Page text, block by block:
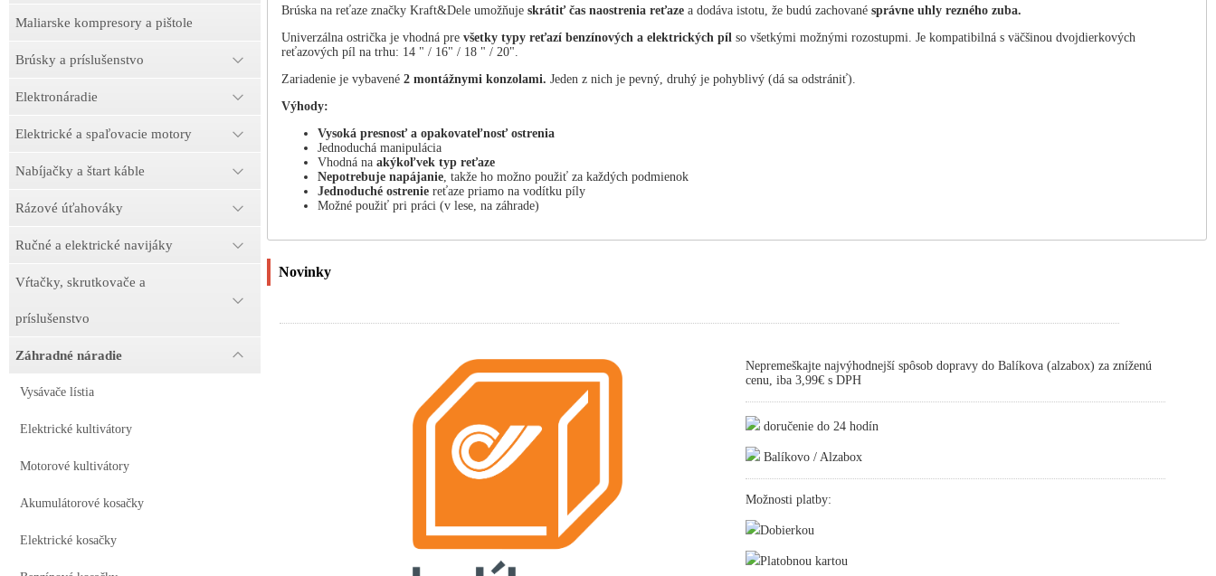
Maliarske kompresory a pištole
Brúsky a príslušenstvo
Elektronáradie
Elektrické a spaľovacie motory
Nabíjačky a štart káble
Rázové úťahováky
Ručné a elektrické navijáky
Vŕtačky, skrutkovače a
príslušenstvo
Záhradné náradie
Vysávače lístia
Elektrické kultivátory
Motorové kultivátory
Akumulátorové kosačky
Elektrické kosačky
Brúska na reťaze značky Kraft&Dele umožňuje skrátiť čas naostrenia reťazea dodáva istotu, že budú zachovanésprávne uhly rezného zuba.
Univerzálna ostrička je vhodná prevšetky typy reťazí benzínových a elektrických píl so všetkými možnými rozostupmi. Je kompatibilná s väčšinou dvojdierkových
reťazových píl na trhu: 14 " / 16" / 18 " / 20".
Zariadenie je vybavené2 montážnymi konzolami. Jeden z nich je pevný, druhý je pohyblivý (dá sa odstrániť).
Výhody:
Vysoká presnosť a opakovateľnosť ostrenia
Jednoduchá manipulácia
Vhodná naakýkoľvek typ reťaze
Nepotrebuje napájanie, takže ho možno použiť za každých podmienok
Jednoduché ostreniereťaze priamo na vodítku píly
Možné použiť pri práci (v lese, na záhrade)
Novinky
Nepremeškajte najvýhodnejší spôsob dopravy do Balíkova (alzabox) za zníženú
cenu, iba 3,99€ s DPH
doručenie do 24 hodín
Balíkovo / Alzabox
Možnosti platby:
Dobierkou
Platobnou kartou